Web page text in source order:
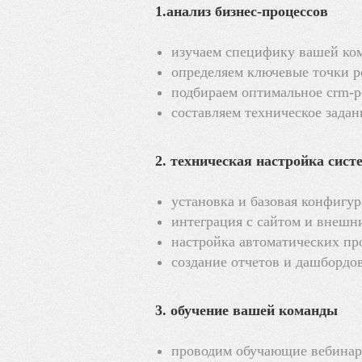
1.анализ бизнес-процессов
изучаем специфику вашей
определяем ключевые точки
подбираем оптимальное crm-
составляем техническое
2. техническая настройка
установка и базовая
интеграция с сайтом и
настройка автоматических
создание отчетов и
3. обучение вашей команды
проводим обучающие